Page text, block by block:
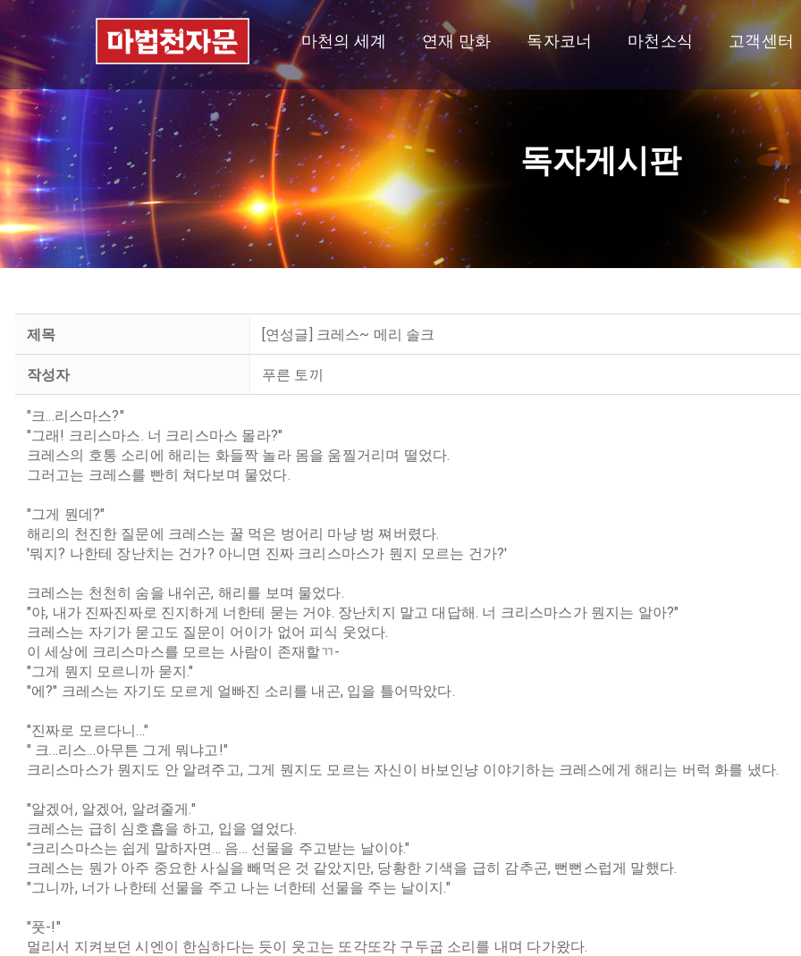
마천의 세계 연재 만화 독자코너 마천소식 고객센터
독자게시판
제목 [연성글] 크레스~ 메리 솔크
작성자 푸른 토끼
"크...리스마스?"
"그래! 크리스마스. 너 크리스마스 몰라?"
크레스의 호통 소리에 해리는 화들짝 놀라 몸을 움찔거리며 떨었다.
그러고는 크레스를 빤히 쳐다보며 물었다.
"그게 뭔데?"
해리의 천진한 질문에 크레스는 꿀 먹은 벙어리 마냥 벙 쪄버렸다.
'뭐지? 나한테 장난치는 건가? 아니면 진짜 크리스마스가 뭔지 모르는 건가?'
크레스는 천천히 숨을 내쉬곤, 해리를 보며 물었다.
"야, 내가 진짜진짜로 진지하게 너한테 묻는 거야. 장난치지 말고 대답해. 너 크리스마스가 뭔지는 알아?"
크레스는 자기가 묻고도 질문이 어이가 없어 피식 웃었다.
이 세상에 크리스마스를 모르는 사람이 존재할ㄲ-
"그게 뭔지 모르니까 묻지."
"에?" 크레스는 자기도 모르게 얼빠진 소리를 내곤, 입을 틀어막았다.
"진짜로 모르다니..."
" 크...리스...아무튼 그게 뭐냐고!"
크리스마스가 뭔지도 안 알려주고, 그게 뭔지도 모르는 자신이 바보인냥 이야기하는 크레스에게 해리는 버럭 화를 냈다.
"알겠어, 알겠어, 알려줄게."
크레스는 급히 심호흡을 하고, 입을 열었다.
"크리스마스는 쉽게 말하자면... 음... 선물을 주고받는 날이야."
크레스는 뭔가 아주 중요한 사실을 빼먹은 것 같았지만, 당황한 기색을 급히 감추곤, 뻔뻔스럽게 말했다.
"그니까, 너가 나한테 선물을 주고 나는 너한테 선물을 주는 날이지."
"풋-!"
멀리서 지켜보던 시엔이 한심하다는 듯이 웃고는 또각또각 구두굽 소리를 내며 다가왔다.